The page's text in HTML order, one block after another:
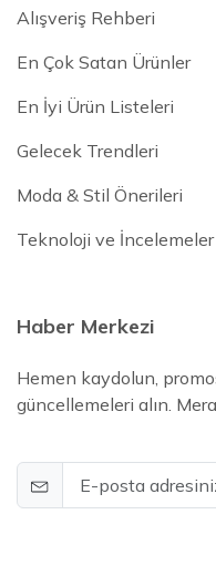
Alışveriş Rehberi
En Çok Satan Ürünler
En İyi Ürün Listeleri
Gelecek Trendleri
Moda & Stil Önerileri
Teknoloji ve İncelemeler
Haber Merkezi
Hemen kaydolun,
güncellemeleri alın.